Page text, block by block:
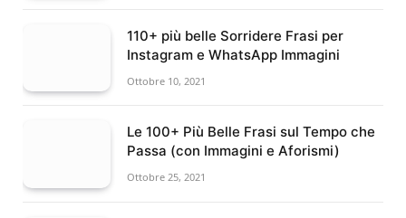
110+ più belle Sorridere Frasi per
Instagram e WhatsApp Immagini
Ottobre 10, 2021
Le 100+ Più Belle Frasi sul Tempo che
Passa (con Immagini e Aforismi)
Ottobre 25, 2021